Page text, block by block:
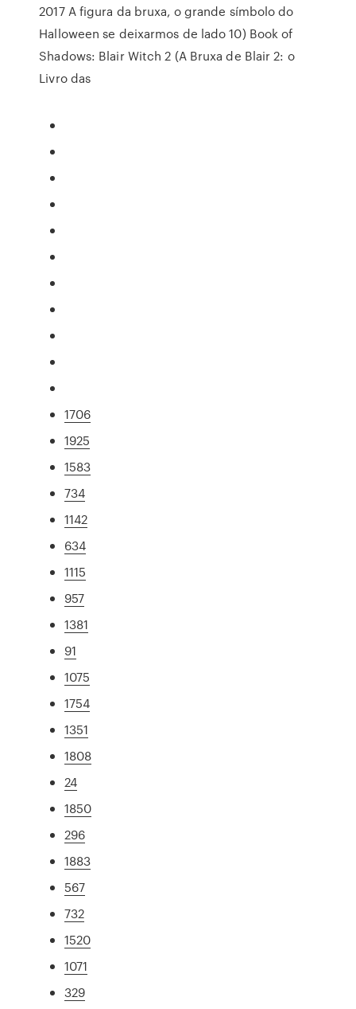
2017 A figura da bruxa, o grande símbolo do
Halloween se deixarmos de lado 10) Book of
Shadows: Blair Witch 2 (A Bruxa de Blair 2: o
Livro das
1706
1925
1583
734
1142
634
1115
957
1381
91
1075
1754
1351
1808
24
1850
296
1883
567
732
1520
1071
329